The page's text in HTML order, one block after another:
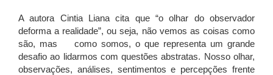
A autora Cintia Liana cita que “o olhar do observador
deforma a realidade”, ou seja, não vemos as coisas como
são, mas como somos, o que representa um grande
desafio ao lidarmos com questões abstratas. Nosso olhar,
observações, análises, sentimentos e percepções frente